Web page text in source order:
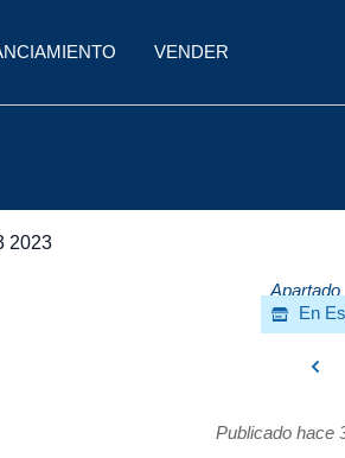
VENDER
2023
Apartado
En
Publicado hace